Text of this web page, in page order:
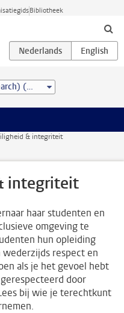
Bibliotheek
African Studies (research) (MA)
& integriteit
integriteit
haar studenten en
omgeving te
hun opleiding
respect en
als je het gevoel hebt
door
bij wie je terechtkunt